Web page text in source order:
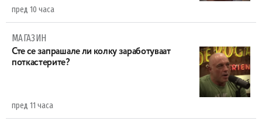
пред 10 часа
МАГАЗИН
Сте се запрашале ли колку заработуваат
поткастерите?
пред 11 часа